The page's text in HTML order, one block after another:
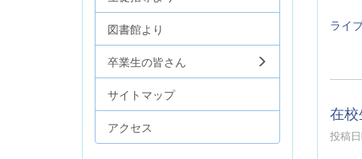
ライ
在
投稿
図書館より
卒業生の皆さん
サイトマップ
アクセス